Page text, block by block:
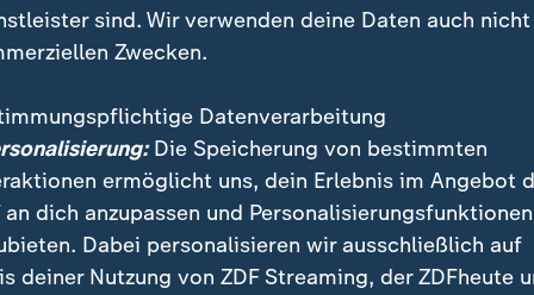
sind. Wir verwenden deine Daten auch nicht
Zwecken.
Datenverarbeitung
Die Speicherung von bestimmten
ermöglicht uns, dein Erlebnis im Angebot
an dich anzupassen und Personalisierungsfunktionen
Dabei personalisieren wir ausschließlich auf
deiner Nutzung von ZDF Streaming, der ZDFheute